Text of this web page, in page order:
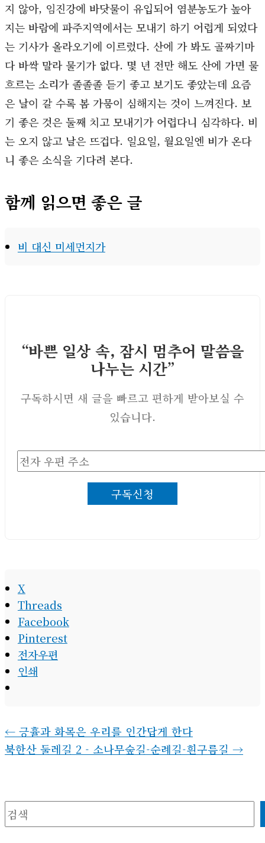
지 않아, 임진강에 바닷물이 유입되어 염분농도가 높아
지는 바람에 파주지역에서는 모내기 하기 어렵게 되었다
는 기사가 올라오기에 이르렀다. 산에 가 봐도 골짜기마
다 바싹 말라 물기가 없다. 몇 년 전만 해도 산에 가면 물
흐르는 소리가 졸졸졸 듣기 좋고 보기도 좋았는데 요즘
은 날이 갈 수록 봄 가뭄이 심해지는 것이 느껴진다. 보
기 좋은 것은 둘째 치고 모내기가 어렵다니 심각하다. 비
는 오지 않고 날은 뜨겁다. 일요일, 월요일엔 비가 온다
니 좋은 소식을 기다려 본다.
함께 읽으면 좋은 글
비 대신 미세먼지가
“바쁜 일상 속, 잠시 멈추어 말씀을
나누는 시간”
구독하시면 새 글을 빠르고 편하게 받아보실 수
있습니다.
전
구독신청
X
Threads
Facebook
Pinterest
전자우편
인쇄
← 긍휼과 화목은 우리를 인간답게 한다
북한산 둘레길 2 - 소나무숲길-순례길-흰구름길 →
검색